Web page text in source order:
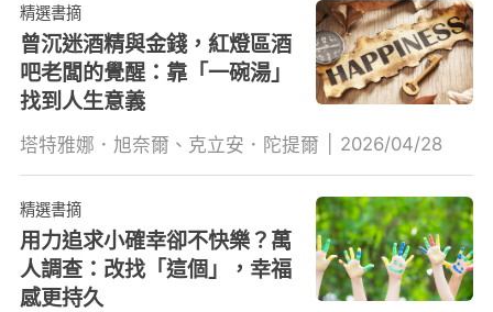
精選書摘
曾沉迷酒精與金錢，紅燈區酒
吧老闆的覺醒：靠「一碗湯」
找到人生意義
塔特雅娜．旭奈爾、克立安．陀提爾 2026/04/28
精選書摘
用力追求小確幸卻不快樂？萬
人調查：改找「這個」，幸福
感更持久